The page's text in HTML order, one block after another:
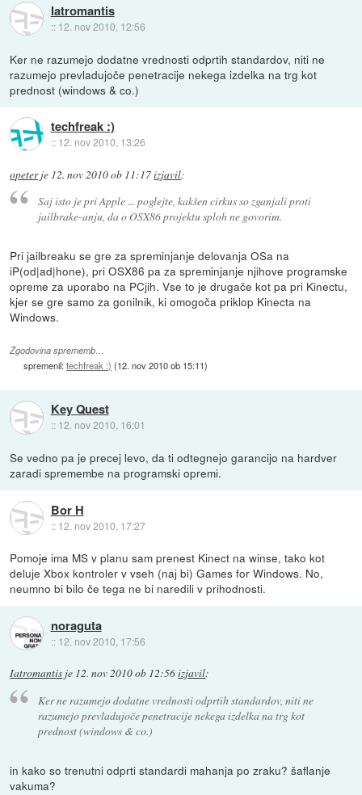
Iatromantis
:: 12. nov 2010, 12:56
Ker ne razumejo dodatne vrednosti odprtih standardov, niti ne
razumejo prevladujoče penetracije nekega izdelka na trg kot
prednost (windows & co.)
techfreak :)
:: 12. nov 2010, 13:26
opeterje 12. nov 2010 ob 11:17izjavil:
Saj isto je pri Apple ... poglejte, kakšen cirkus so zganjali proti
jailbrake-anju, da o OSX86 projektu sploh ne govorim.
Pri jailbreaku se gre za spreminjanje delovanja OSa na
iP(od|ad|hone), pri OSX86 pa za spreminjanje njihove programske
opreme za uporabo na PCjih. Vse to je drugače kot pa pri Kinectu,
kjer se gre samo za gonilnik, ki omogoča priklop Kinecta na
Windows.
Zgodovina sprememb…
spremenil:techfreak :) (12. nov 2010 ob 15:11)
Key Quest
:: 12. nov 2010, 16:01
Se vedno pa je precej levo, da ti odtegnejo garancijo na hardver
zaradi spremembe na programski opremi.
Bor H
:: 12. nov 2010, 17:27
Pomoje ima MS v planu sam prenest Kinect na winse, tako kot
deluje Xbox kontroler v vseh (naj bi) Games for Windows. No,
neumno bi bilo če tega ne bi naredili v prihodnosti.
noraguta
:: 12. nov 2010, 17:56
Iatromantis je 12. nov 2010 ob 12:56izjavil:
Ker ne razumejo dodatne vrednosti odprtih standardov, niti ne
razumejo prevladujoče penetracije nekega izdelka na trg kot
prednost (windows & co.)
in kako so trenutni odprti standardi mahanja po zraku? šaflanje
vakuma?